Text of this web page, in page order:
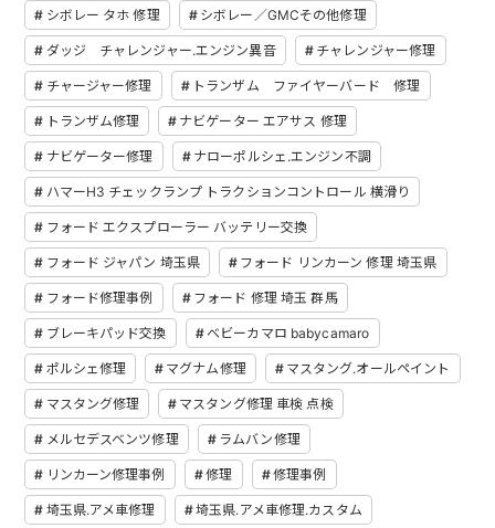
シボレー タホ 修理 シボレー／GMCその他修理
ダッジ チャレンジャー.エンジン異音 チャレンジャー修理
チャージャー修理 トランザム ファイヤーバード 修理
トランザム修理 ナビゲーター エアサス 修理
ナビゲーター修理 ナローポルシェ.エンジン不調
ハマーH3 チェックランプ トラクションコントロール 横滑り
フォード エクスプローラー バッテリー交換
フォード ジャパン 埼玉県 フォード リンカーン 修理 埼玉県
フォード修理事例 フォード 修理 埼玉 群馬
ブレーキパッド交換 ベビーカマロ babycamaro
ポルシェ修理 マグナム修理 マスタング.オールペイント
マスタング修理 マスタング修理 車検 点検
メルセデスベンツ修理 ラムバン修理
リンカーン修理事例 修理 修理事例
埼玉県.アメ車修理 埼玉県.アメ車修理.カスタム